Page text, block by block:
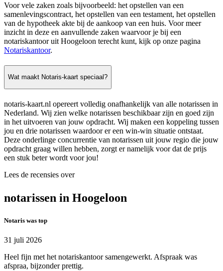
Voor vele zaken zoals bijvoorbeeld: het opstellen van een
samenlevingscontract, het opstellen van een testament, het opstellen
van de hypotheek akte bij de aankoop van een huis. Voor meer
inzicht in deze en aanvullende zaken waarvoor je bij een
notariskantoor uit Hoogeloon terecht kunt, kijk op onze pagina
Notariskantoor.
Wat maakt Notaris-kaart speciaal?
notaris-kaart.nl opereert volledig onafhankelijk van alle notarissen in
Nederland. Wij zien welke notarissen beschikbaar zijn en goed zijn
in het uitvoeren van jouw opdracht. Wij maken een koppeling tussen
jou en drie notarissen waardoor er een win-win situatie ontstaat.
Deze onderlinge concurrentie van notarissen uit jouw regio die jouw
opdracht graag willen hebben, zorgt er namelijk voor dat de prijs
een stuk beter wordt voor jou!
Lees de recensies over
notarissen in Hoogeloon
Notaris was top
31 juli 2026
Heel fijn met het notariskantoor samengewerkt. Afspraak was
afspraa, bijzonder prettig.